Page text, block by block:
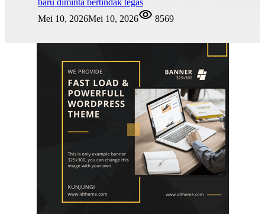
baru diminta bertindak tegas
Mei 10, 2026Mei 10, 2026 8569